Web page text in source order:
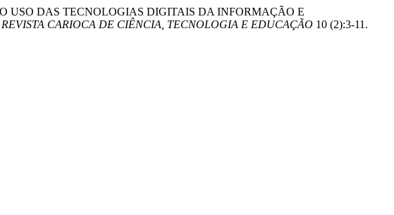
“O USO DAS TECNOLOGIAS DIGITAIS DA INFORMAÇÃO E
REVISTA CARIOCA DE CIÊNCIA, TECNOLOGIA E EDUCAÇÃO 10 (2):3-11.